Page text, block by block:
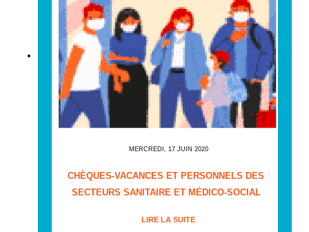
MERCREDI, 17 JUIN 2020
CHÈQUES-VACANCES ET PERSONNELS DES
SECTEURS SANITAIRE ET MÉDICO-SOCIAL
LIRE LA SUITE